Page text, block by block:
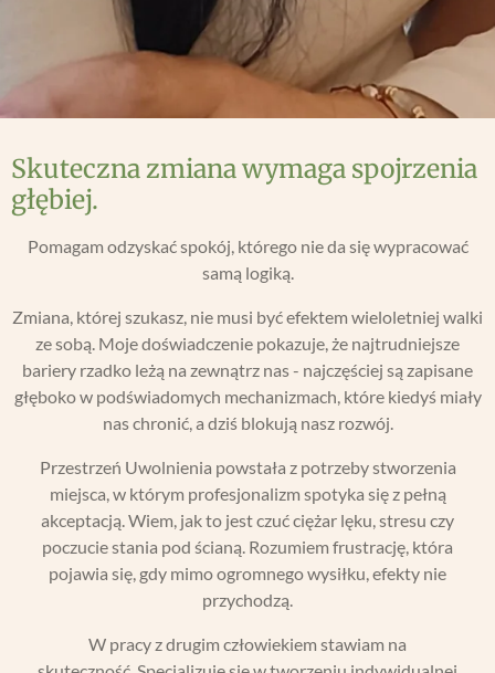
Skuteczna zmiana wymaga spojrzenia
głębiej.
Pomagam odzyskać spokój, którego nie da się wypracować
samą logiką.
Zmiana, której szukasz, nie musi być efektem wieloletniej walki
ze sobą. Moje doświadczenie pokazuje, że najtrudniejsze
bariery rzadko leżą na zewnątrz nas - najczęściej są zapisane
głęboko w podświadomych mechanizmach, które kiedyś miały
nas chronić, a dziś blokują nasz rozwój.
Przestrzeń Uwolnienia powstała z potrzeby stworzenia
miejsca, w którym profesjonalizm spotyka się z pełną
akceptacją. Wiem, jak to jest czuć ciężar lęku, stresu czy
poczucie stania pod ścianą. Rozumiem frustrację, która
pojawia się, gdy mimo ogromnego wysiłku, efekty nie
przychodzą.
W pracy z drugim człowiekiem stawiam na